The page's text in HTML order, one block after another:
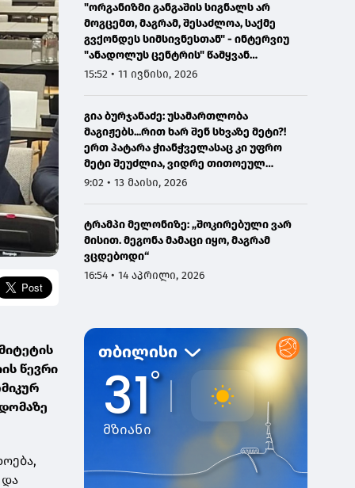
წევრი
"ორგანიზმი განგაშის სიგნალს არ
მოგცემთ, მაგრამ, შესაძლოა, საქმე
გვქონდეს სიმსივნესთან" - ინტერვიუ
"ანადოლუს ცენტრის" წამყვან
ონკოლოგთან
15:52 • 11 ივნისი, 2026
გია ბურჯანაძე: უსამართლობა
მაგიჟებს...რით ხარ შენ სხვაზე მეტი?!
ერთ პატარა ჭიანჭველასაც კი უფრო
მეტი შეუძლია, ვიდრე თითოეულ
ჩვენგანს...
9:02 • 13 მაისი, 2026
ტრამპი მელონიზე: „შოკირებული ვარ
მისით. მეგონა მამაცი იყო, მაგრამ
ვცდებოდი“
16:54 • 14 აპრილი, 2026